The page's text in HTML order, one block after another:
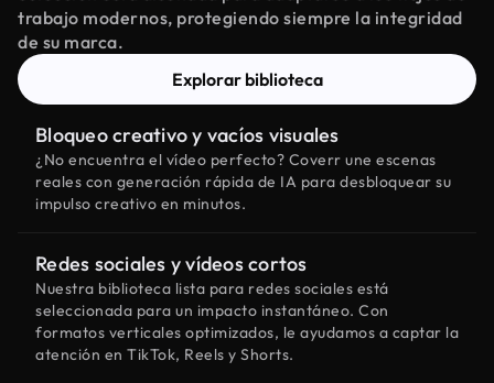
trabajo modernos, protegiendo siempre la integridad
de su marca.
Explorar biblioteca
Bloqueo creativo y vacíos visuales
¿No encuentra el vídeo perfecto? Coverr une escenas
reales con generación rápida de IA para desbloquear su
impulso creativo en minutos.
Redes sociales y vídeos cortos
Nuestra biblioteca lista para redes sociales está
seleccionada para un impacto instantáneo. Con
formatos verticales optimizados, le ayudamos a captar la
atención en TikTok, Reels y Shorts.